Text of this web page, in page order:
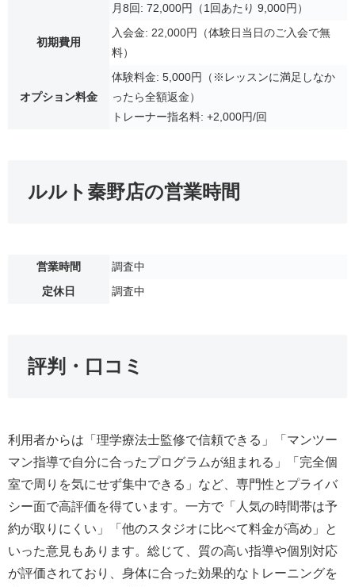
月8回: 72,000円（1回あたり 9,000円）
初期費用
入会金: 22,000円（体験日当日のご入会で無
料）
オプション料金
体験料金: 5,000円（※レッスンに満足しなか
ったら全額返金）
トレーナー指名料: +2,000円/回
ルルト秦野店の営業時間
営業時間
調査中
定休日
調査中
評判・口コミ
利用者からは「理学療法士監修で信頼できる」「マンツー
マン指導で自分に合ったプログラムが組まれる」「完全個
室で周りを気にせず集中できる」など、専門性とプライバ
シー面で高評価を得ています。一方で「人気の時間帯は予
約が取りにくい」「他のスタジオに比べて料金が高め」と
いった意見もあります。総じて、質の高い指導や個別対応
が評価されており、身体に合った効果的なトレーニングを